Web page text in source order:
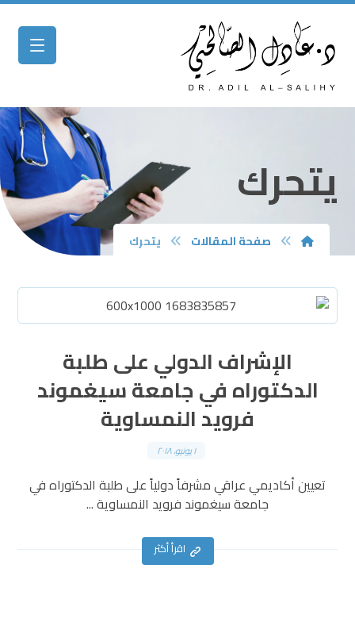
يتحرك
صفحة المقالات يتحرك
الإشراف الدولي على طلبة
الدكتوراه في جامعة سيغموند
فرويد النمساوية
١ يونيو، ٢٠١٨
تعيين أكاديمي عراقي مشرفاً دولياً على طلبة الدكتوراه في
جامعة سيغموند فرويد النمساوية ...
اقرأ أكثر